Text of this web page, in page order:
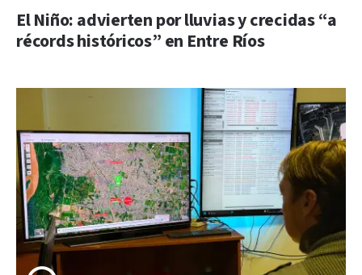
El Niño: advierten por lluvias y crecidas “a
récords históricos” en Entre Ríos